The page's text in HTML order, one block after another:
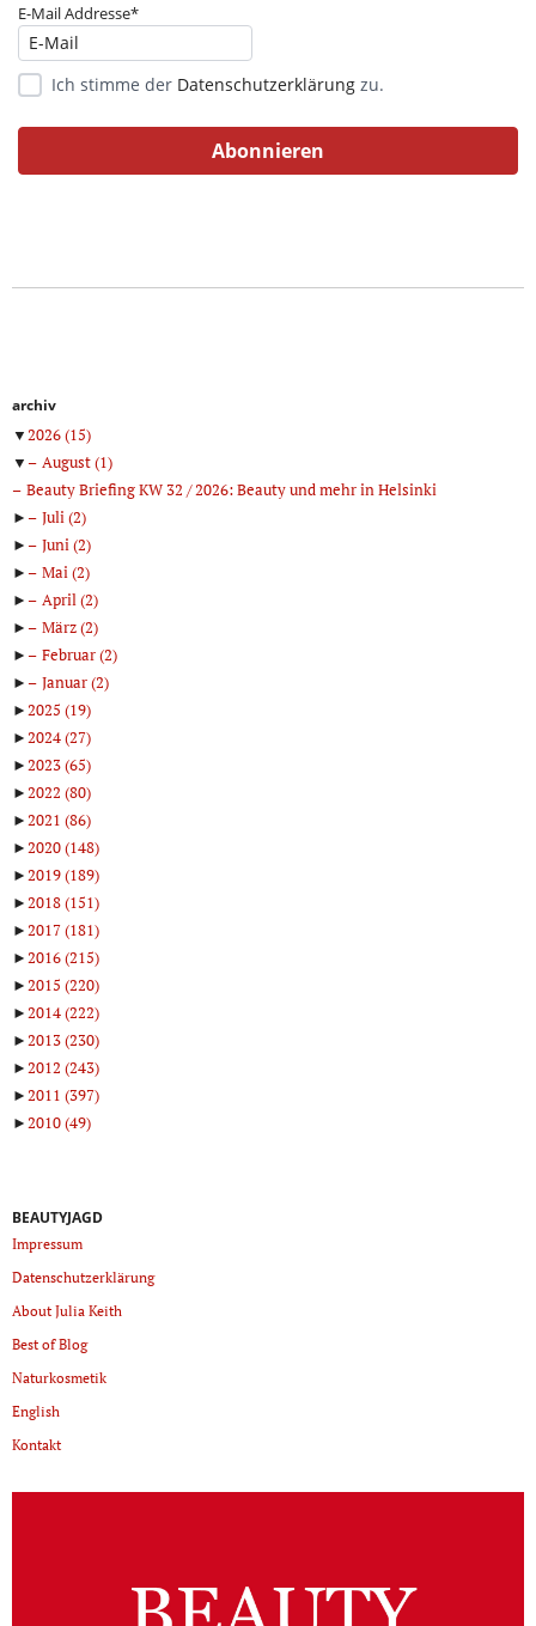
E-Mail Addresse*
Ich stimme der Datenschutzerklärung zu.
archiv
▼2026(15)
▼
August(1)
Beauty Briefing KW 32 / 2026: Beauty und mehr in Helsinki
►
Juli(2)
►
Juni(2)
►
Mai(2)
►
April(2)
►
März(2)
►
Februar(2)
►
Januar(2)
►2025 (19)
►2024(27)
►2023(65)
►2022 (80)
►2021 (86)
►2020(148)
►2019(189)
►2018(151)
►2017(181)
►2016(215)
►2015 (220)
►2014(222)
►2013(230)
►2012 (243)
►2011 (397)
►2010(49)
BEAUTYJAGD
Impressum
Datenschutzerklärung
About Julia Keith
Best of Blog
Naturkosmetik
English
Kontakt